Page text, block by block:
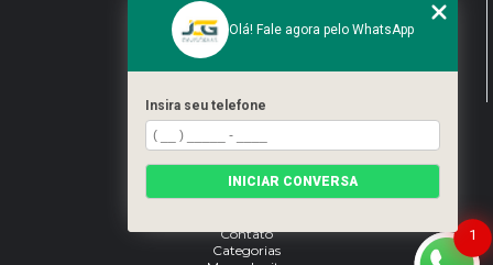
CONTATO
(11) 95462-8630
bene@jcgdivisorias.com
Home
Sobre Nós
Serviços
Contato
Categorias
1
Olá! Fale agora pelo WhatsApp
Insira seu telefone
INICIAR CONVERSA